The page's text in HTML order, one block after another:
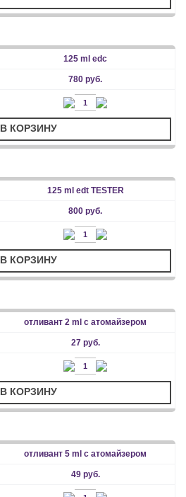
125 ml edс
780 руб.
В КОРЗИНУ
125 ml edt TESTER
800 руб.
В КОРЗИНУ
отливант 2 ml с атомайзером
27 руб.
В КОРЗИНУ
отливант 5 ml с атомайзером
49 руб.